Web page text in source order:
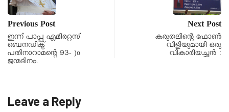
Previous Post
ഇന്ന് പാപ്പ എമിരറ്റസ്
ബെനഡിക്ട്
പതിനാറാമന്റെ 93- )o
ജന്മദിനം.
Next Post
കരുതലിന്റെ ഫോൺ
വിളിയുമായി ഒരു
വികാരിയച്ചൻ :
Leave a Reply